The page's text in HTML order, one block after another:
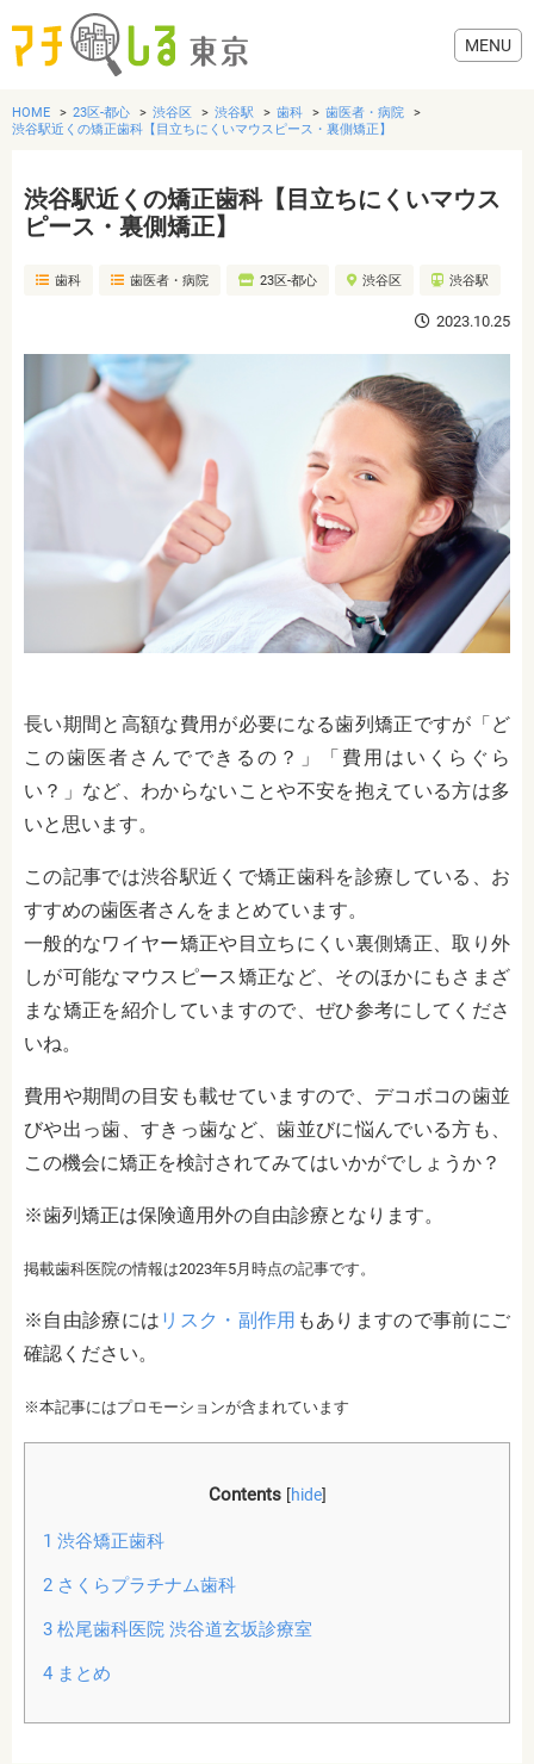
グルメ
美容・健康
歯医者・病院
おでかけ
HOME 23区-都心 渋谷区 渋谷駅 歯科
歯医者・病院
渋谷駅近くの矯正歯科【目立ちにくいマウスピース・裏側矯正】
渋谷駅近くの矯正歯科【目立ちにくいマウス
ピース・裏側矯正】
歯科 歯医者・病院 23区-都心 渋谷区 渋谷駅
2023.10.25
長い期間と高額な費用が必要になる歯列矯正ですが「ど
この歯医者さんでできるの？」「費用はいくらぐら
い？」など、わからないことや不安を抱えている方は多
いと思います。
この記事では渋谷駅近くで矯正歯科を診療している、お
すすめの歯医者さんをまとめています。
一般的なワイヤー矯正や目立ちにくい裏側矯正、取り外
しが可能なマウスピース矯正など、そのほかにもさまざ
まな矯正を紹介していますので、ぜひ参考にしてくださ
いね。
費用や期間の目安も載せていますので、デコボコの歯並
びや出っ歯、すきっ歯など、歯並びに悩んでいる方も、
この機会に矯正を検討されてみてはいかがでしょうか？
※歯列矯正は保険適用外の自由診療となります。
掲載歯科医院の情報は2023年5月時点の記事です。
※自由診療には リスク・副作用 もありますので事前にご
確認ください。
※本記事にはプロモーションが含まれています
Contents [hide]
1 渋谷矯正歯科
2さくらプラチナム歯科
3松尾歯科医院 渋谷道玄坂診療室
4まとめ